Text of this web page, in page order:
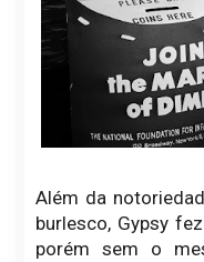
Além da
burlesco, Gypsy
porém sem o